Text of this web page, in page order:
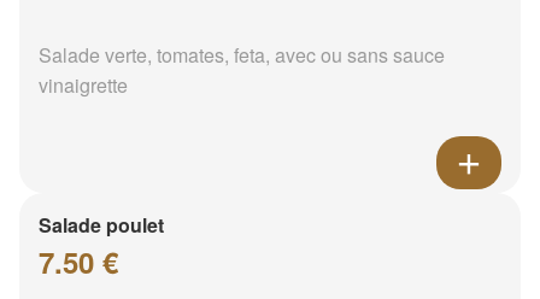
Salade verte, tomates, feta, avec ou sans sauce
vinaigrette
Salade poulet
7.50 €